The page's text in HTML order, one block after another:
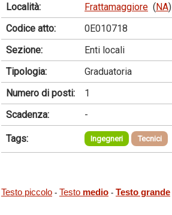
Località:
Frattamaggiore (NA)
Codice atto:
0E010718
Sezione:
Enti locali
Tipologia:
Graduatoria
Numero di posti:
1
Scadenza:
-
Tags: Ingegneri Tecnici
Testo piccolo - Testo medio - Testo grande